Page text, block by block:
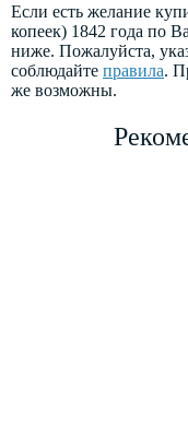
Если есть желание
копеек) 1842 года по
ниже. Пожалуйста,
соблюдайте правила.
же возможны.